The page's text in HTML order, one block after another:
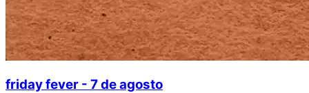
friday fever - 7 de agosto